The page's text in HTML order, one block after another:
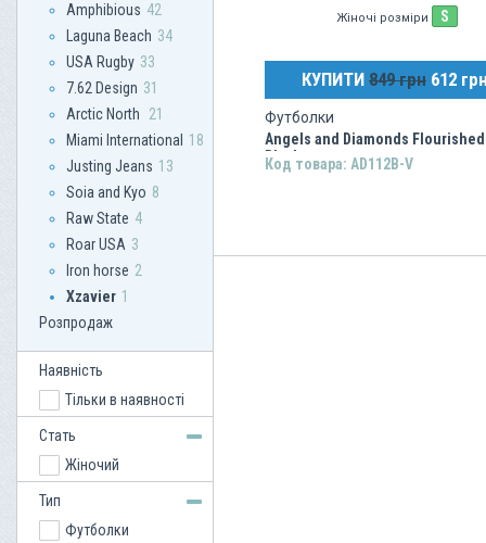
Жіночі розміри S
КУПИТИ 849 грн 612
Футболки
Angels and Diamonds
Black
Код товара: AD112B-V
Amphibious 42
Laguna Beach 34
USA Rugby 33
7.62 Design 31
Arctic North
21
Miami International
18
Justing Jeans 13
Soia and Kyo 8
Raw State 4
Roar USA 3
Iron horse 2
Xzavier 1
Розпродаж
Наявність
Тільки в наявності
Стать
Жіночий
Тип
Футболки